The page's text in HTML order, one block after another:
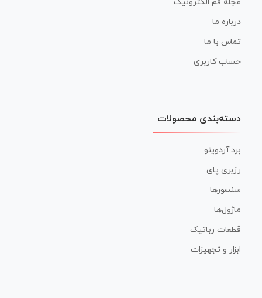
درباره ما
تماس با ما
حساب کاربری
دسته‌بندی محصولات
برد آردوینو
رزبری پای
سنسورها
ماژول‌ها
قطعات رباتیک
ابزار و تجهیزات